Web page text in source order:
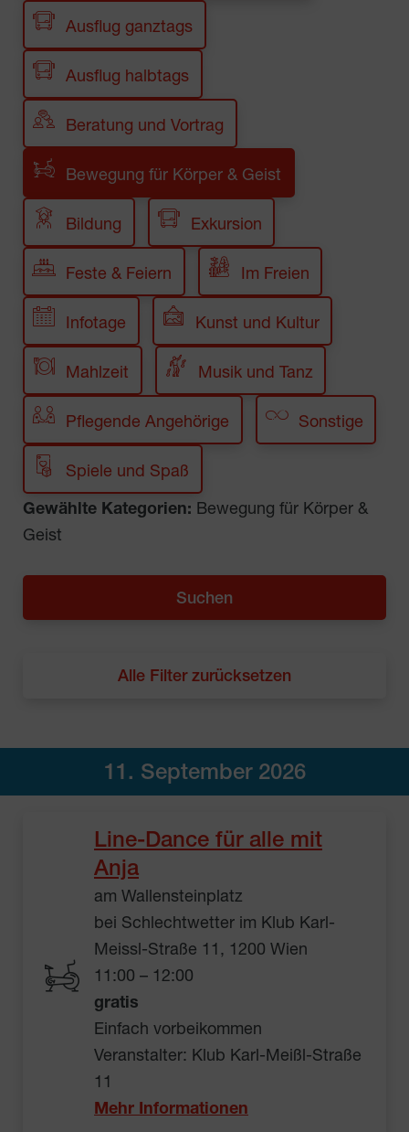
Ausflug ganztags
Ausflug halbtags
Beratung und Vortrag
Bewegung für Körper & Geist
Bildung Exkursion
Feste & Feiern Im Freien
Infotage Kunst und Kultur
Mahlzeit Musik und Tanz
Pflegende Angehörige Sonstige
Spiele und Spaß
Gewählte Kategorien: Bewegung für Körper &
Geist
Alle Filter zurücksetzen
11. September 2026
Line-Dance für alle mit
Anja
am Wallensteinplatz
bei Schlechtwetter im Klub Karl-
Meissl-Straße 11, 1200 Wien
11:00 – 12:00
gratis
Einfach vorbeikommen
Veranstalter: Klub Karl-Meißl-Straße
11
Mehr Informationen